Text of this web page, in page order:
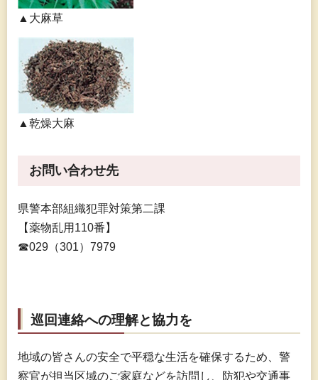
▲大麻草
▲乾燥大麻
お問い合わせ先
県警本部組織犯罪対策第二課
【薬物乱用110番】
☎029（301）7979
巡回連絡への理解と協力を
地域の皆さんの安全で平穏な生活を確保するため、警
察官が担当区域のご家庭などを訪問し、防犯や交通事